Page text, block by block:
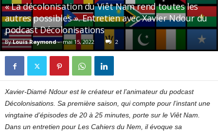
« La décolonisation du Viêt Nam rend toutes les
autres possibles ». Entretien avec Xavier Ndour du
podcast Décolonisations
By Louis Raymond- mai 15, 2022 2
Xavier-Diamé Ndour est le créateur et l’animateur du podcast
Décolonisations. Sa première saison, qui compte pour l’instant une
vingtaine d’épisodes de 20 à 25 minutes, porte sur le Viêt Nam.
Dans un entretien pour Les Cahiers du Nem, il évoque sa